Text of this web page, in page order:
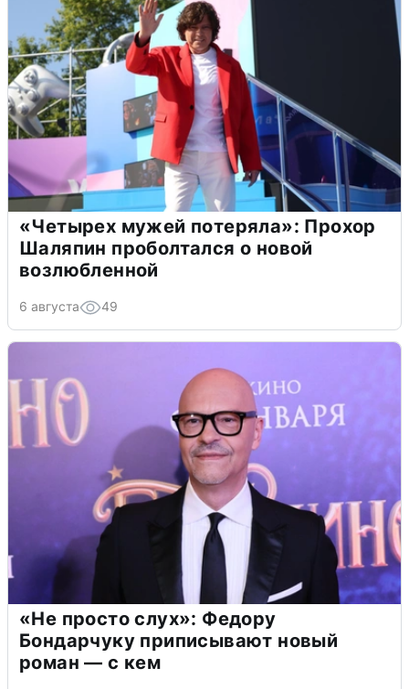
«Четырех мужей потеряла»: Прохор
Шаляпин проболтался о новой
возлюбленной
6 августа 49
«Не просто слух»: Федору
Бондарчуку приписывают новый
роман — с кем